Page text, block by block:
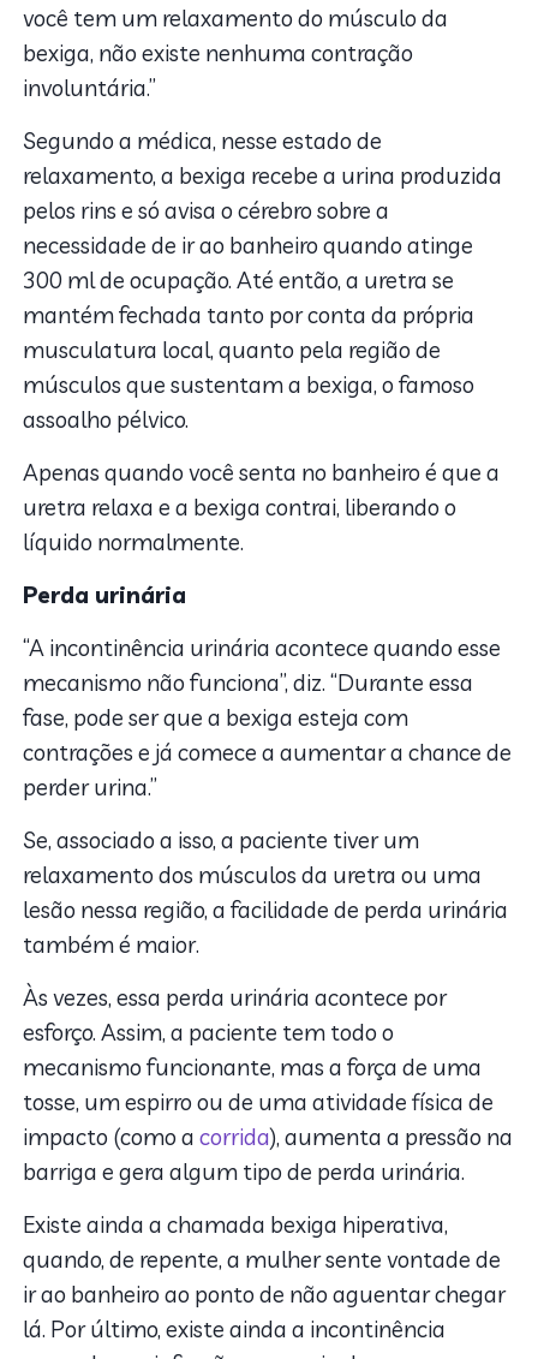
você tem um relaxamento do músculo da
bexiga, não existe nenhuma contração
involuntária.”
Segundo a médica, nesse estado de
relaxamento, a bexiga recebe a urina produzida
pelos rins e só avisa o cérebro sobre a
necessidade de ir ao banheiro quando atinge
300 ml de ocupação. Até então, a uretra se
mantém fechada tanto por conta da própria
musculatura local, quanto pela região de
músculos que sustentam a bexiga, o famoso
assoalho pélvico.
Apenas quando você senta no banheiro é que a
uretra relaxa e a bexiga contrai, liberando o
líquido normalmente.
Perda urinária
“A incontinência urinária acontece quando esse
mecanismo não funciona”, diz. “Durante essa
fase, pode ser que a bexiga esteja com
contrações e já comece a aumentar a chance de
perder urina.”
Se, associado a isso, a paciente tiver um
relaxamento dos músculos da uretra ou uma
lesão nessa região, a facilidade de perda urinária
também é maior.
Às vezes, essa perda urinária acontece por
esforço. Assim, a paciente tem todo o
mecanismo funcionante, mas a força de uma
tosse, um espirro ou de uma atividade física de
impacto (como acorrida), aumenta a pressão na
barriga e gera algum tipo de perda urinária.
Existe ainda a chamada bexiga hiperativa,
quando, de repente, a mulher sente vontade de
ir ao banheiro ao ponto de não aguentar chegar
lá. Por último, existe ainda a incontinência